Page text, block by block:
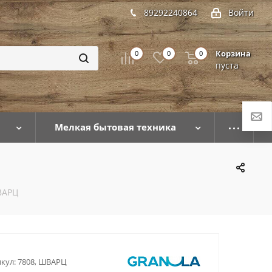
Войти
89292240864
0 0 Корзина
пуста
0
Мелкая бытовая техника
7808, ШВАРЦ